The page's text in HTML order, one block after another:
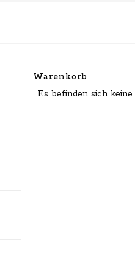
Warenkorb
Es befinden sich